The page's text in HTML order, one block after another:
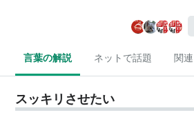
言葉の解説 ネットで話題 関
スッキリさせたい